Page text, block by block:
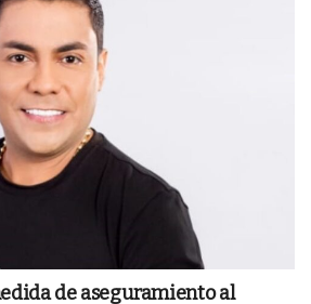
de aseguramiento al